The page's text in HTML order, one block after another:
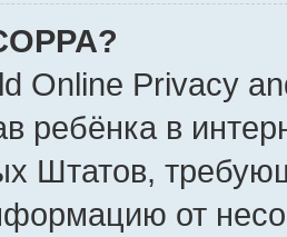
Online Privacy
ребёнка в
Штатов,
от